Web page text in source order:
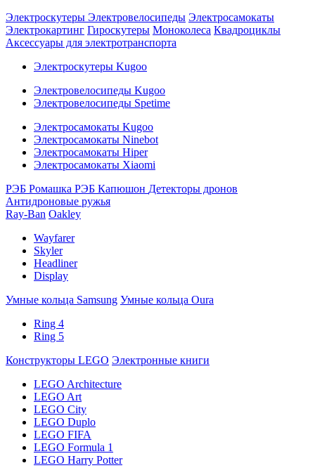
Электроскутеры Электровелосипеды Электросамокаты
Электрокартинг Гироскутеры Моноколеса Квадроциклы
Аксессуары для электротранспорта
Электроскутеры Kugoo
Электровелосипеды Kugoo
Электровелосипеды Spetime
Электросамокаты Kugoo
Электросамокаты Ninebot
Электросамокаты Hiper
Электросамокаты Xiaomi
РЭБ Ромашка РЭБ Капюшон Детекторы дронов
Антидроновые ружья
Ray-Ban Oakley
Wayfarer
Skyler
Headliner
Display
Умные кольца Samsung Умные кольца Oura
Ring 4
Ring 5
Конструкторы LEGO Электронные книги
LEGO Architecture
LEGO Art
LEGO City
LEGO Duplo
LEGO FIFA
LEGO Formula 1
LEGO Harry Potter